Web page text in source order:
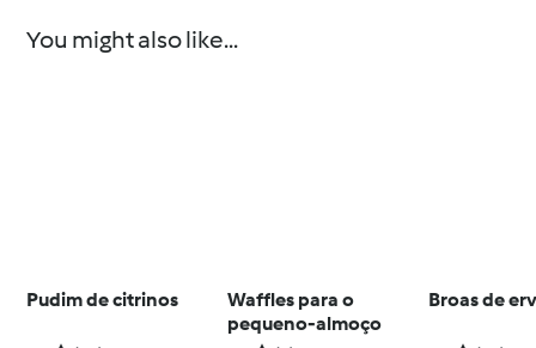
You might also like...
Pudim de citrinos
Waffles para o
pequeno-almoço
Broas de